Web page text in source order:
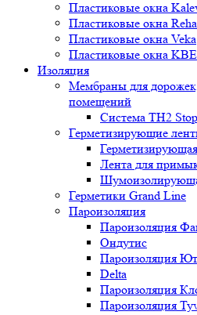
Пластиковые окна
Пластиковые окна
Пластиковые окна Veka
Пластиковые окна KBE
Изоляция
Мембраны для
помещений
Система TH2 Stop
Герметизирующие
Лента для
Герметики Grand Line
Пароизоляция
Пароизоляция
Ондутис
Пароизоляция
Delta
Пароизоляция
Пароизоляция